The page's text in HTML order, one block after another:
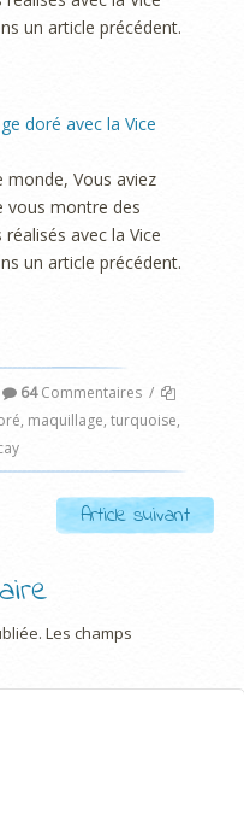
un article précédent.
doré avec la Vice
monde, Vous aviez
vous montre des
avec la Vice
un article précédent.
64Commentaires /
, maquillage, turquoise,
Article suivant
Les champs